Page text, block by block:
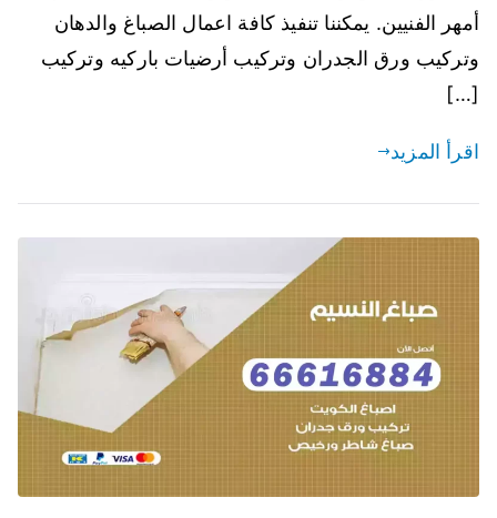
أمهر الفنيين. يمكننا تنفيذ كافة اعمال الصباغ والدهان
وتركيب ورق الجدران وتركيب أرضيات باركيه وتركيب
[…]
اقرأ المزيد